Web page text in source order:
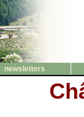
newsletters